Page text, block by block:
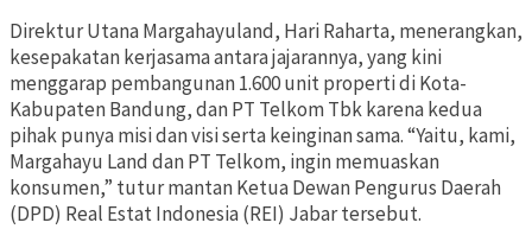
Direktur Utana Margahayuland, Hari Raharta, menerangkan,
kesepakatan kerjasama antara jajarannya, yang kini
menggarap pembangunan 1.600 unit properti di Kota-
Kabupaten Bandung, dan PT Telkom Tbk karena kedua
pihak punya misi dan visi serta keinginan sama. “Yaitu, kami,
Margahayu Land dan PT Telkom, ingin memuaskan
konsumen,” tutur mantan Ketua Dewan Pengurus Daerah
(DPD) Real Estat Indonesia (REI) Jabar tersebut.